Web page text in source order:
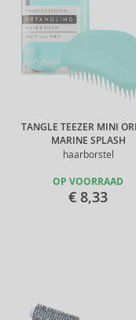
TANGLE TEEZER MINI
MARINE SPLASH
haarborstel
OP VOORRAAD
€ 8,33